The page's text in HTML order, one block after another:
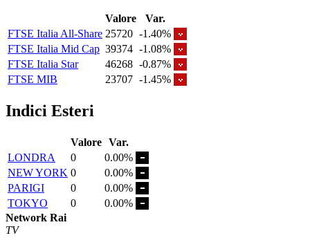
Valore
Var.
FTSE Italia All-Share 25720 -1.40%
FTSE Italia Mid Cap 39374 -1.08%
FTSE Italia Star
46268 -0.87%
FTSE MIB
23707 -1.45%
Indici Esteri
Valore Var.
LONDRA
0
0.00%
NEW YORK 0
0.00%
PARIGI
0
0.00%
TOKYO
0
0.00%
Network Rai
TV